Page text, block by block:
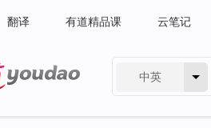
翻译 有道精品课 云笔记
中英